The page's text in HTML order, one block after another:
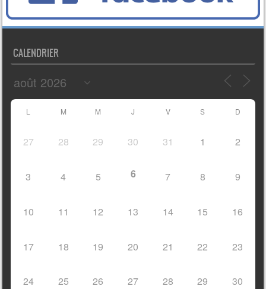
CALENDRIER
L M M J V S D
27 28 29 30 31 1 2
3 4 5 6 7 8 9
10 11 12 13 14 15 16
17 18 19 20 21 22 23
24 25 26 27 28 29 30